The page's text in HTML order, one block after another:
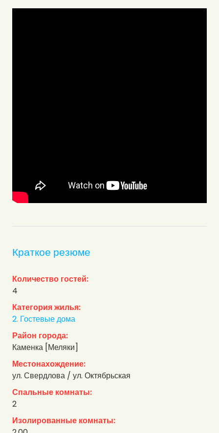
Краткое резюме
Количество гостей:
4
Категория жилья:
2. Гостевые дома
Район города:
Каменка [Меляки]
Местонахождение:
ул. Свердлова / ул. Октябрьская
Спальные комнаты:
2
Изолированные комнаты: